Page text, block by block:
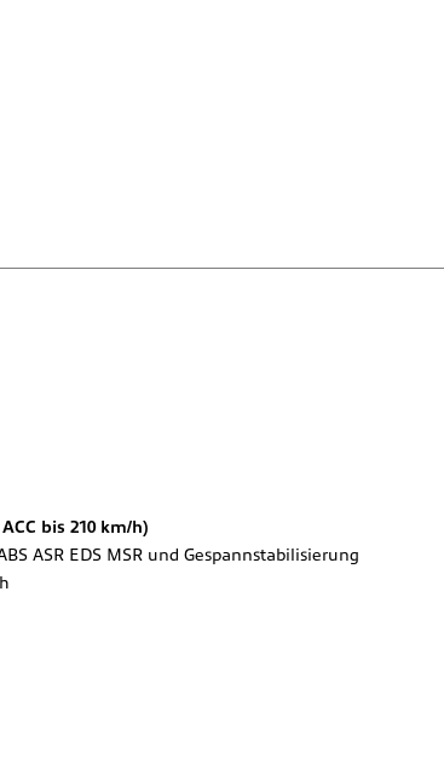
bis 210 km/h)
ASR EDS MSR und Gespannstabilisierung